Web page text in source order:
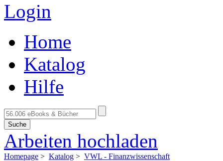
Login
Home
Katalog
Hilfe
Suche
Arbeiten hochladen
Homepage > Katalog > VWL - Finanzwissenschaft